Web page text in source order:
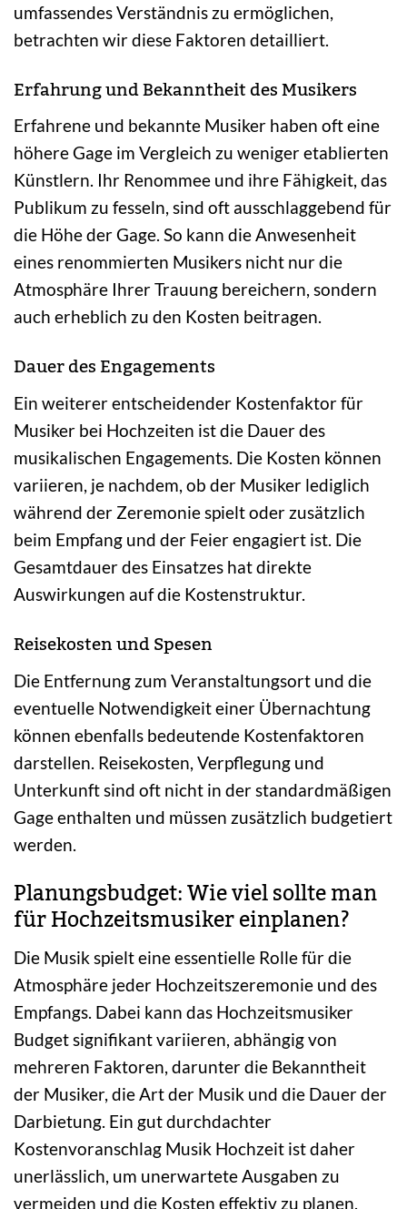
umfassendes Verständnis zu ermöglichen,
betrachten wir diese Faktoren detailliert.
Erfahrung und Bekanntheit des Musikers
Erfahrene und bekannte Musiker haben oft eine
höhere Gage im Vergleich zu weniger etablierten
Künstlern. Ihr Renommee und ihre Fähigkeit, das
Publikum zu fesseln, sind oft ausschlaggebend für
die Höhe der Gage. So kann die Anwesenheit
eines renommierten Musikers nicht nur die
Atmosphäre Ihrer Trauung bereichern, sondern
auch erheblich zu den Kosten beitragen.
Dauer des Engagements
Ein weiterer entscheidender Kostenfaktor für
Musiker bei Hochzeiten ist die Dauer des
musikalischen Engagements. Die Kosten können
variieren, je nachdem, ob der Musiker lediglich
während der Zeremonie spielt oder zusätzlich
beim Empfang und der Feier engagiert ist. Die
Gesamtdauer des Einsatzes hat direkte
Auswirkungen auf die Kostenstruktur.
Reisekosten und Spesen
Die Entfernung zum Veranstaltungsort und die
eventuelle Notwendigkeit einer Übernachtung
können ebenfalls bedeutende Kostenfaktoren
darstellen. Reisekosten, Verpflegung und
Unterkunft sind oft nicht in der standardmäßigen
Gage enthalten und müssen zusätzlich budgetiert
werden.
Planungsbudget: Wie viel sollte man
für Hochzeitsmusiker einplanen?
Die Musik spielt eine essentielle Rolle für die
Atmosphäre jeder Hochzeitszeremonie und des
Empfangs. Dabei kann das Hochzeitsmusiker
Budget signifikant variieren, abhängig von
mehreren Faktoren, darunter die Bekanntheit
der Musiker, die Art der Musik und die Dauer der
Darbietung. Ein gut durchdachter
Kostenvoranschlag Musik Hochzeit ist daher
unerlässlich, um unerwartete Ausgaben zu
vermeiden und die Kosten effektiv zu planen.